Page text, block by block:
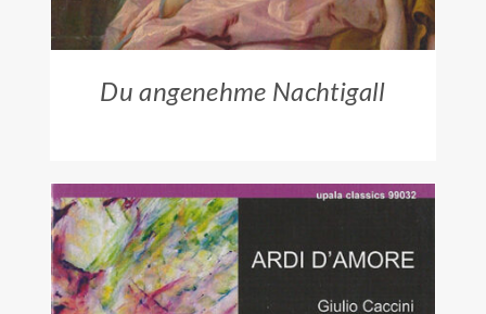
Du angenehme Nachtigall